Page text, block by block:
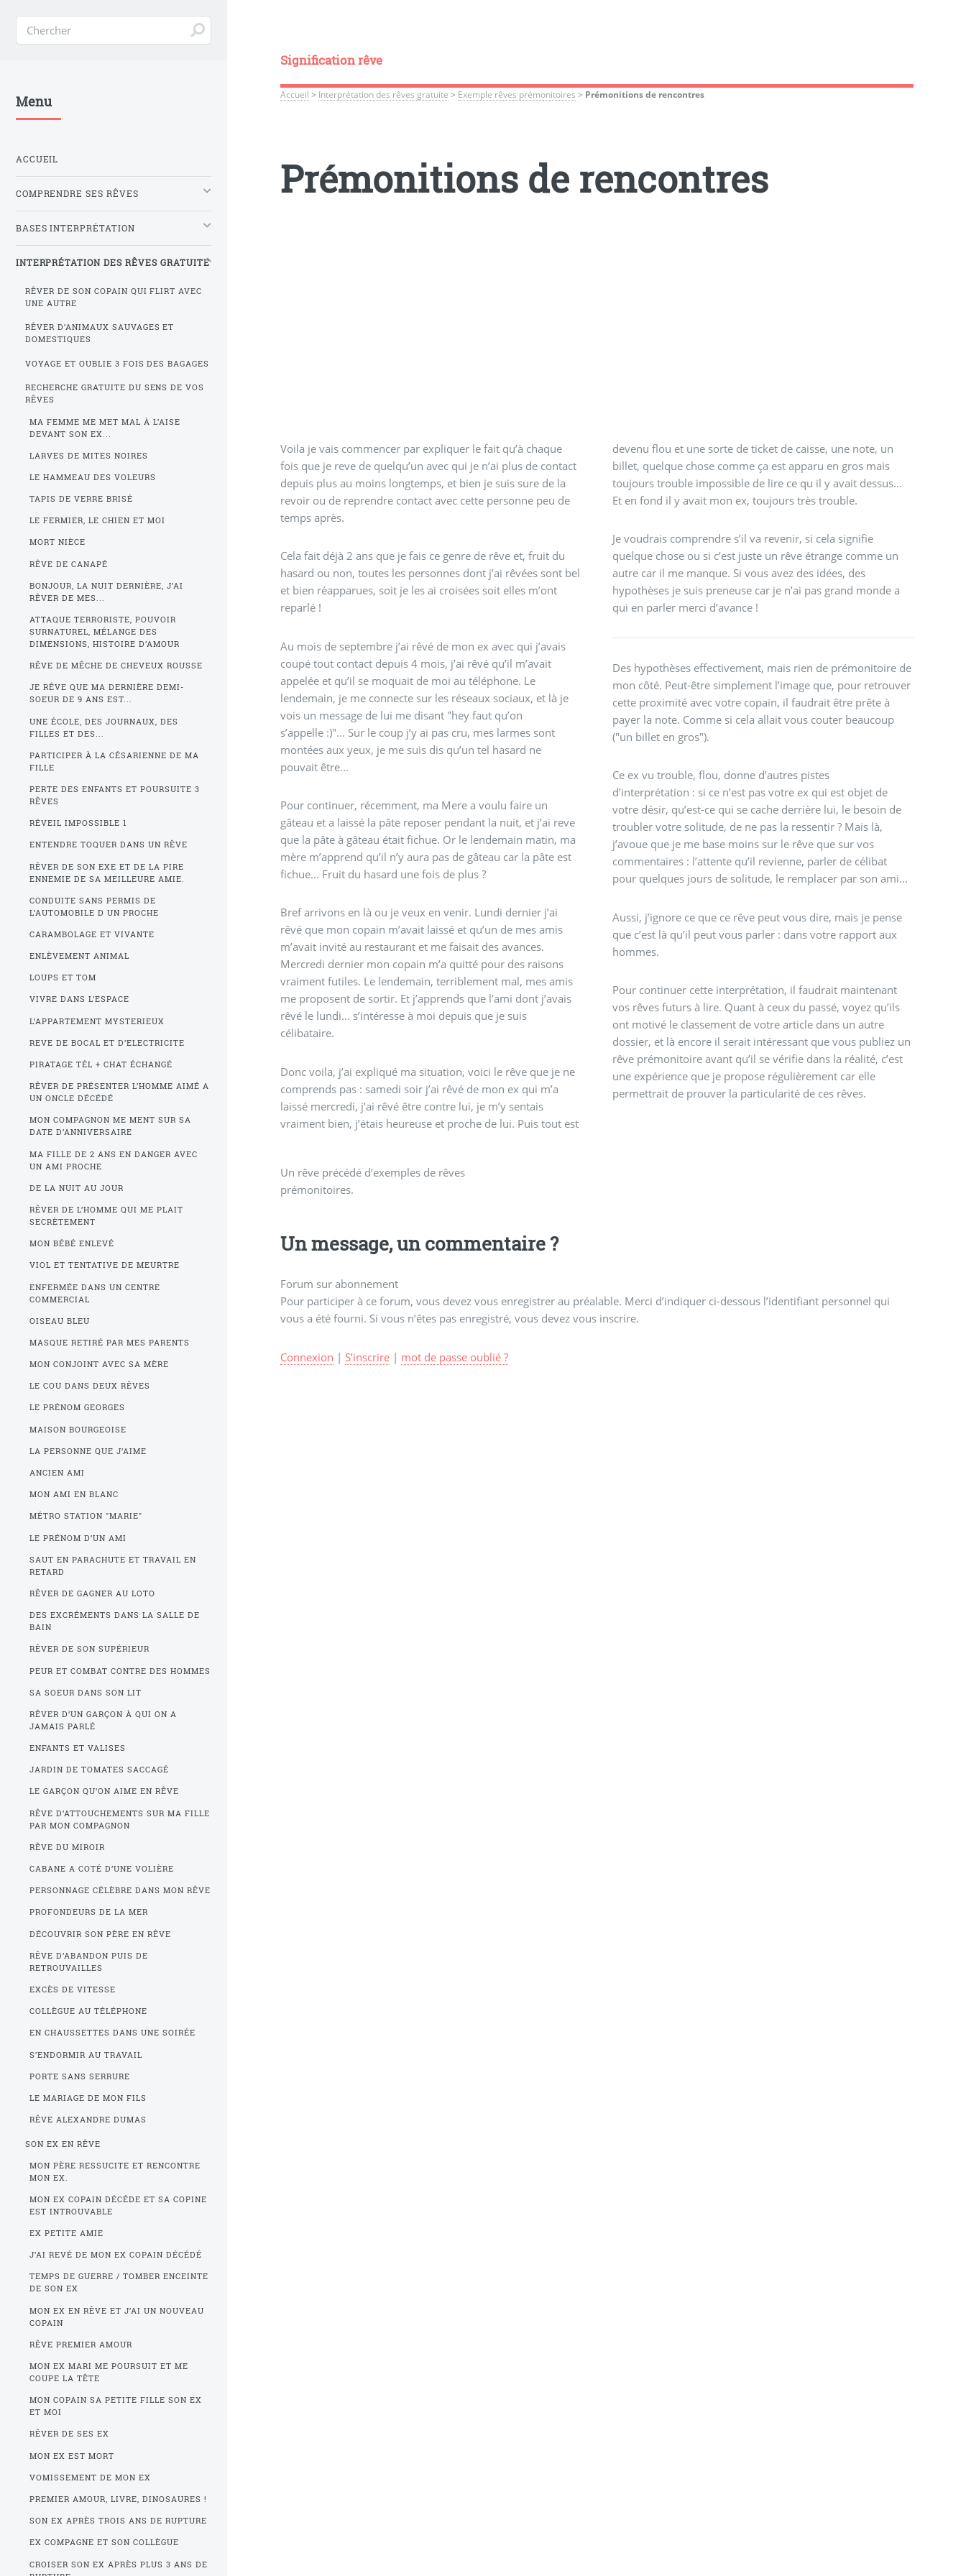
Signification rêve
Accueil > Interprétation des rêves gratuite > Exemple rêves prémonitoires > Prémonitions de rencontres
Prémonitions de rencontres
Voila je vais commencer par expliquer le fait qu’à chaque
fois que je reve de quelqu’un avec qui je n’ai plus de contact
depuis plus au moins longtemps, et bien je suis sure de la
revoir ou de reprendre contact avec cette personne peu de
temps après.
Cela fait déjà 2 ans que je fais ce genre de rêve et, fruit du
hasard ou non, toutes les personnes dont j’ai rêvées sont bel
et bien réapparues, soit je les ai croisées soit elles m’ont
reparlé !
Au mois de septembre j’ai rêvé de mon ex avec qui j’avais
coupé tout contact depuis 4 mois, j’ai rêvé qu’il m’avait
appelée et qu’il se moquait de moi au téléphone. Le
lendemain, je me connecte sur les réseaux sociaux, et là je
vois un message de lui me disant "hey faut qu’on
s’appelle :)"... Sur le coup j’y ai pas cru, mes larmes sont
montées aux yeux, je me suis dis qu’un tel hasard ne
pouvait être...
Pour continuer, récemment, ma Mere a voulu faire un
gâteau et a laissé la pâte reposer pendant la nuit, et j’ai reve
que la pâte à gâteau était fichue. Or le lendemain matin, ma
mère m’apprend qu’il n’y aura pas de gâteau car la pâte est
fichue... Fruit du hasard une fois de plus ?
Bref arrivons en là ou je veux en venir. Lundi dernier j’ai
rêvé que mon copain m’avait laissé et qu’un de mes amis
m’avait invité au restaurant et me faisait des avances.
Mercredi dernier mon copain m’a quitté pour des raisons
vraiment futiles. Le lendemain, terriblement mal, mes amis
me proposent de sortir. Et j’apprends que l’ami dont j’avais
rêvé le lundi... s’intéresse à moi depuis que je suis
célibataire.
Donc voila, j’ai expliqué ma situation, voici le rêve que je ne
comprends pas : samedi soir j’ai rêvé de mon ex qui m’a
laissé mercredi, j’ai rêvé être contre lui, je m’y sentais
vraiment bien, j’étais heureuse et proche de lui. Puis tout est
devenu flou et une sorte de ticket de caisse, une note, un
billet, quelque chose comme ça est apparu en gros mais
toujours trouble impossible de lire ce qu il y avait dessus...
Et en fond il y avait mon ex, toujours très trouble.
Je voudrais comprendre s’il va revenir, si cela signifie
quelque chose ou si c’est juste un rêve étrange comme un
autre car il me manque. Si vous avez des idées, des
hypothèses je suis preneuse car je n’ai pas grand monde a
qui en parler merci d’avance !
Des hypothèses effectivement, mais rien de prémonitoire de
mon côté. Peut-être simplement l’image que, pour retrouver
cette proximité avec votre copain, il faudrait être prête à
payer la note. Comme si cela allait vous couter beaucoup
("un billet en gros").
Ce ex vu trouble, flou, donne d’autres pistes
d’interprétation : si ce n’est pas votre ex qui est objet de
votre désir, qu’est-ce qui se cache derrière lui, le besoin de
troubler votre solitude, de ne pas la ressentir ? Mais là,
j’avoue que je me base moins sur le rêve que sur vos
commentaires : l’attente qu’il revienne, parler de célibat
pour quelques jours de solitude, le remplacer par son ami...
Aussi, j’ignore ce que ce rêve peut vous dire, mais je pense
que c’est là qu’il peut vous parler : dans votre rapport aux
hommes.
Pour continuer cette interprétation, il faudrait maintenant
vos rêves futurs à lire. Quant à ceux du passé, voyez qu’ils
ont motivé le classement de votre article dans un autre
dossier, et là encore il serait intéressant que vous publiez un
rêve prémonitoire avant qu’il se vérifie dans la réalité, c’est
une expérience que je propose régulièrement car elle
permettrait de prouver la particularité de ces rêves.
Un rêve précédé d’exemples de rêves
prémonitoires.
Un message, un commentaire ?
Forum sur abonnement
Pour participer à ce forum, vous devez vous enregistrer au préalable. Merci d’indiquer ci-dessous l’identifiant personnel qui
vous a été fourni. Si vous n’êtes pas enregistré, vous devez vous inscrire.
Connexion | S’inscrire| mot de passe oublié ?
Menu
ACCUEIL
COMPRENDRE SES RÊVES
BASES INTERPRÉTATION
INTERPRÉTATION DES RÊVES GRATUITE
RÊVER DE SON COPAIN QUI FLIRT AVEC
UNE AUTRE
RÊVER D’ANIMAUX SAUVAGES ET
DOMESTIQUES
VOYAGE ET OUBLIE 3 FOIS DES BAGAGES
RECHERCHE GRATUITE DU SENS DE VOS
RÊVES
MA FEMME ME MET MAL À L’AISE
DEVANT SON EX...
LARVES DE MITES NOIRES
LE HAMMEAU DES VOLEURS
TAPIS DE VERRE BRISÉ
LE FERMIER, LE CHIEN ET MOI
MORT NIÈCE
RÊVE DE CANAPÉ
BONJOUR, LA NUIT DERNIÈRE, J’AI
RÊVER DE MES...
ATTAQUE TERRORISTE, POUVOIR
SURNATUREL, MÉLANGE DES
DIMENSIONS, HISTOIRE D’AMOUR
RÊVE DE MÊCHE DE CHEVEUX ROUSSE
JE RÊVE QUE MA DERNIÈRE DEMI-
SOEUR DE 9 ANS EST...
UNE ÉCOLE, DES JOURNAUX, DES
FILLES ET DES...
PARTICIPER À LA CÉSARIENNE DE MA
FILLE
PERTE DES ENFANTS ET POURSUITE 3
RÊVES
RÉVEIL IMPOSSIBLE 1
ENTENDRE TOQUER DANS UN RÊVE
RÊVER DE SON EXE ET DE LA PIRE
ENNEMIE DE SA MEILLEURE AMIE.
CONDUITE SANS PERMIS DE
L’AUTOMOBILE D UN PROCHE
CARAMBOLAGE ET VIVANTE
ENLÈVEMENT ANIMAL
LOUPS ET TOM
VIVRE DANS L’ESPACE
L’APPARTEMENT MYSTERIEUX
REVE DE BOCAL ET D’ELECTRICITE
PIRATAGE TÉL + CHAT ÉCHANGÉ
RÊVER DE PRÉSENTER L’HOMME AIMÉ A
UN ONCLE DÉCÉDÉ
MON COMPAGNON ME MENT SUR SA
DATE D’ANNIVERSAIRE
MA FILLE DE 2 ANS EN DANGER AVEC
UN AMI PROCHE
DE LA NUIT AU JOUR
RÊVER DE L’HOMME QUI ME PLAIT
SECRÈTEMENT
MON BÉBÉ ENLEVÉ
VIOL ET TENTATIVE DE MEURTRE
ENFERMÉE DANS UN CENTRE
COMMERCIAL
OISEAU BLEU
MASQUE RETIRÉ PAR MES PARENTS
MON CONJOINT AVEC SA MÈRE
LE COU DANS DEUX RÊVES
LE PRÉNOM GEORGES
MAISON BOURGEOISE
LA PERSONNE QUE J’AIME
ANCIEN AMI
MON AMI EN BLANC
MÉTRO STATION "MARIE"
LE PRÉNOM D’UN AMI
SAUT EN PARACHUTE ET TRAVAIL EN
RETARD
RÊVER DE GAGNER AU LOTO
DES EXCRÉMENTS DANS LA SALLE DE
BAIN
RÊVER DE SON SUPÉRIEUR
PEUR ET COMBAT CONTRE DES HOMMES
SA SOEUR DANS SON LIT
RÊVER D’UN GARÇON À QUI ON A
JAMAIS PARLÉ
ENFANTS ET VALISES
JARDIN DE TOMATES SACCAGÉ
LE GARÇON QU’ON AIME EN RÊVE
RÊVE D’ATTOUCHEMENTS SUR MA FILLE
PAR MON COMPAGNON
RÊVE DU MIROIR
CABANE A COTÉ D’UNE VOLIÈRE
PERSONNAGE CÉLÈBRE DANS MON RÊVE
PROFONDEURS DE LA MER
DÉCOUVRIR SON PÈRE EN RÊVE
RÊVE D’ABANDON PUIS DE
RETROUVAILLES
EXCÈS DE VITESSE
COLLÈGUE AU TÉLÉPHONE
EN CHAUSSETTES DANS UNE SOIRÉE
S’ENDORMIR AU TRAVAIL
PORTE SANS SERRURE
LE MARIAGE DE MON FILS
RÊVE ALEXANDRE DUMAS
SON EX EN RÊVE
MON PÈRE RESSUCITE ET RENCONTRE
MON EX.
MON EX COPAIN DÉCÉDE ET SA COPINE
EST INTROUVABLE
EX PETITE AMIE
J’AI REVÉ DE MON EX COPAIN DÉCÉDÉ
TEMPS DE GUERRE / TOMBER ENCEINTE
DE SON EX
MON EX EN RÊVE ET J’AI UN NOUVEAU
COPAIN
RÊVE PREMIER AMOUR
MON EX MARI ME POURSUIT ET ME
COUPE LA TÊTE
MON COPAIN SA PETITE FILLE SON EX
ET MOI
RÊVER DE SES EX
MON EX EST MORT
VOMISSEMENT DE MON EX
PREMIER AMOUR, LIVRE, DINOSAURES !
SON EX APRÈS TROIS ANS DE RUPTURE
EX COMPAGNE ET SON COLLÈGUE
CROISER SON EX APRÈS PLUS 3 ANS DE